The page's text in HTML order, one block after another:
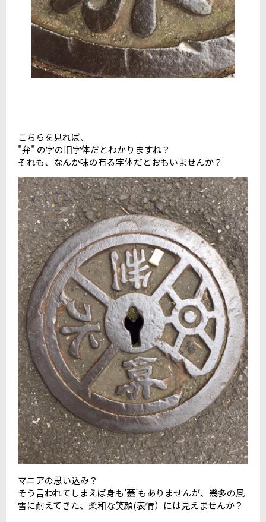
こちらを見れば、
"弁" の字の旧字体だとわかりますね？
それも、なんか味の有る字体だとおもいませんか？
マニアの思い込み？
そう言われてしまえば身も’蓋’もありませんが、幾多の風
雪に耐えてきた、柔和な笑顔(表情）には見えませんか？